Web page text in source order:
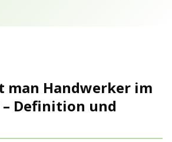
man Handwerker im
Definition und